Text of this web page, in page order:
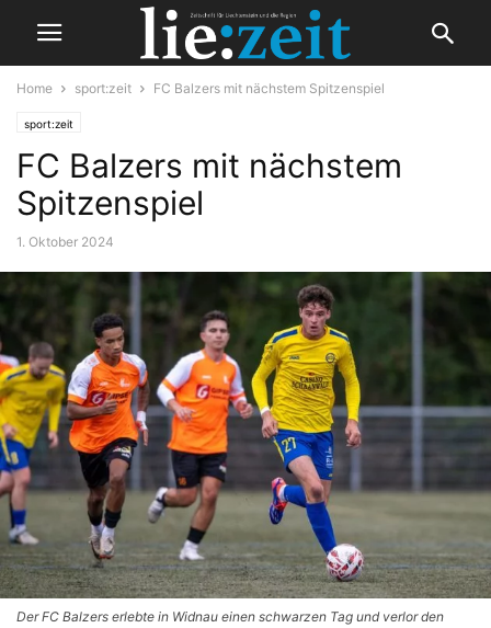
Home sport:zeit FC Balzers mit nächstem Spitzenspiel
sport:zeit
FC Balzers mit nächstem
Spitzenspiel
1. Oktober 2024
Der FC Balzers erlebte in Widnau einen schwarzen Tag und verlor den